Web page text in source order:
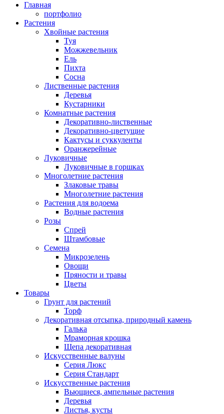
Главная
портфолио
Растения
Хвойные растения
Туя
Можжевельник
Ель
Пихта
Сосна
Лиственные растения
Деревья
Кустарники
Комнатные растения
Декоративно-лиственные
Декоративно-цветущие
Кактусы и суккуленты
Оранжерейные
Луковичные
Луковичные в горшках
Многолетние растения
Злаковые травы
Многолетние растения
Растения для водоема
Водные растения
Розы
Спрей
Штамбовые
Семена
Микрозелень
Овощи
Пряности и травы
Цветы
Товары
Грунт для растений
Торф
Декоративная отсыпка, природный камень
Галька
Мраморная крошка
Щепа декоративная
Искусственные валуны
Серия Люкс
Серия Стандарт
Искусственные растения
Вьющиеся, ампельные растения
Деревья
Листья, кусты